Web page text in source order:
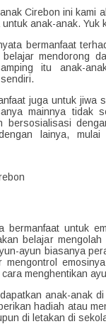
Cirebon ini kami
anak-anak. Yuk
bermanfaat
mendorong
itu anak-
juga untuk jiwa
mainnya tidak
bersosialisasi
lainya, mulai
bermanfaat untuk
belajar
ayun biasanya
menghentikan
anak-anak
hadiah atau
di letakan di